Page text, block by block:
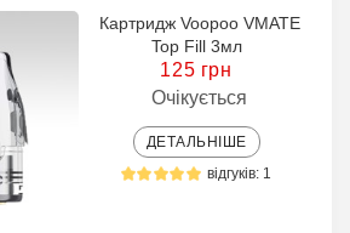
Картридж Voopoo VMATE
Top Fill 3мл
125 грн
Очікується
ДЕТАЛЬНІШЕ
відгуків: 1